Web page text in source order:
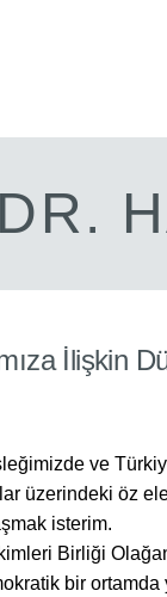
İlişkin
ve Türkiye
üzerindeki öz
isterim.
Birliği Olağan
bir ortamda